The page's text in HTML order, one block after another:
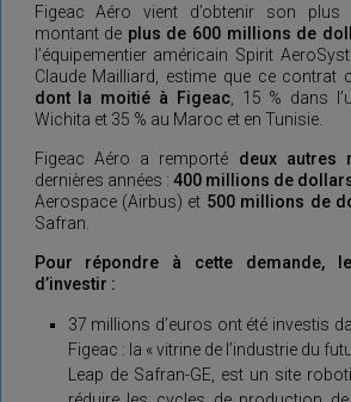
Figeac Aéro vient d’obtenir son plus
montant de plus de 600 millions de
l’équipementier américain Spirit
Claude Mailliard, estime que ce contrat
dont la moitié à Figeac, 15 % dans
Wichita et 35 % au Maroc et en Tunisie.
Figeac Aéro a remporté deux autres
dernières années : 400 millions de
Aerospace (Airbus) et 500 millions de
Safran.
Pour répondre à cette demande,
d’investir :
37 millions d’euros ont été investis
Figeac : la « vitrine de l’industrie du
Leap de Safran-GE, est un site